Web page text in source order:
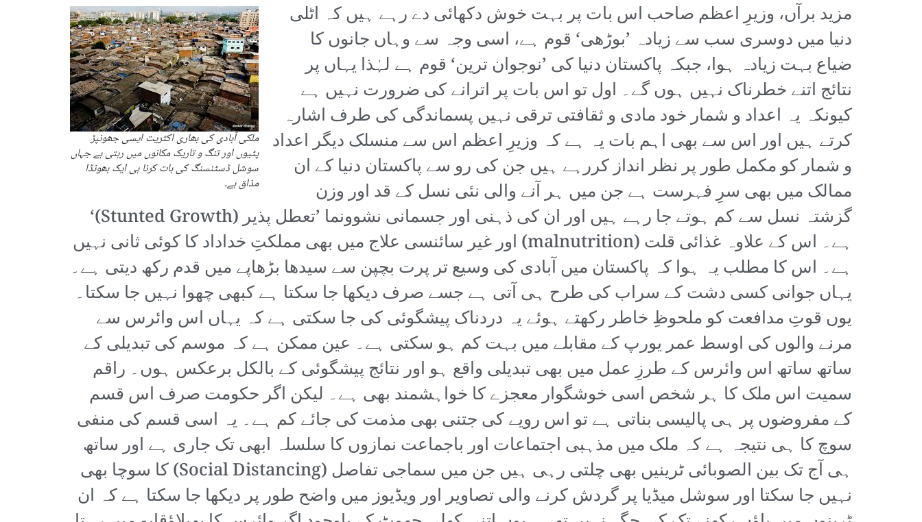
ملکی آبادی کی بھاری اکثریت ایسی جھونپڑ
پٹیوں اور تنگ و تاریک مکانوں میں رہتی ہے جہاں
سوشل ڈسٹنسنگ کی بات کرنا ہی ایک بھونڈا
مذاق ہے۔
مزید برآں، وزیرِ اعظم صاحب اس بات پر بہت خوش دکھائی دے رہے ہیں کہ اٹلی
دنیا میں دوسری سب سے زیادہ ’بوڑھی‘ قوم ہے، اسی وجہ سے وہاں جانوں کا
ضیاع بہت زیادہ ہوا، جبکہ پاکستان دنیا کی ’نوجوان ترین‘ قوم ہے لہٰذا یہاں پر
نتائج اتنے خطرناک نہیں ہوں گے۔ اول تو اس بات پر اترانے کی ضرورت نہیں ہے
کیونکہ یہ اعداد و شمار خود مادی و ثقافتی ترقی نہیں پسماندگی کی طرف اشارہ
کرتے ہیں اور اس سے بھی اہم بات یہ ہے کہ وزیرِ اعظم اس سے منسلک دیگر اعداد
و شمار کو مکمل طور پر نظر انداز کررہے ہیں جن کی رو سے پاکستان دنیا کے ان
ممالک میں بھی سرِ فہرست ہے جن میں ہر آنے والی نئی نسل کے قد اور وزن
گزشتہ نسل سے کم ہوتے جا رہے ہیں اور ان کی ذہنی اور جسمانی نشوونما ’تعطل پذیر (Stunted Growth)‘
ہے۔ اس کے علاوہ غذائی قلت (malnutrition) اور غیر سائنسی علاج میں بھی مملکتِ خداداد کا کوئی ثانی نہیں
ہے۔ اس کا مطلب یہ ہوا کہ پاکستان میں آبادی کی وسیع تر پرت بچپن سے سیدھا بڑھاپے میں قدم رکھ دیتی ہے۔
یہاں جوانی کسی دشت کے سراب کی طرح ہی آتی ہے جسے صرف دیکھا جا سکتا ہے کبھی چھوا نہیں جا سکتا۔
یوں قوتِ مدافعت کو ملحوظِ خاطر رکھتے ہوئے یہ دردناک پیشگوئی کی جا سکتی ہے کہ یہاں اس وائرس سے
مرنے والوں کی اوسط عمر یورپ کے مقابلے میں بہت کم ہو سکتی ہے۔ عین ممکن ہے کہ موسم کی تبدیلی کے
ساتھ ساتھ اس وائرس کے طرزِ عمل میں بھی تبدیلی واقع ہو اور نتائج پیشگوئی کے بالکل برعکس ہوں۔ راقم
سمیت اس ملک کا ہر شخص اسی خوشگوار معجزے کا خواہشمند بھی ہے۔ لیکن اگر حکومت صرف اس قسم
کے مفروضوں پر ہی پالیسی بناتی ہے تو اس رویے کی جتنی بھی مذمت کی جائے کم ہے۔ یہ اسی قسم کی منفی
سوچ کا ہی نتیجہ ہے کہ ملک میں مذہبی اجتماعات اور باجماعت نمازوں کا سلسلہ ابھی تک جاری ہے اور ساتھ
ہی آج تک بین الصوبائی ٹرینیں بھی چلتی رہی ہیں جن میں سماجی تفاصل (Social Distancing) کا سوچا بھی
نہیں جا سکتا اور سوشل میڈیا پر گردش کرنے والی تصاویر اور ویڈیوز میں واضح طور پر دیکھا جا سکتا ہے کہ ان